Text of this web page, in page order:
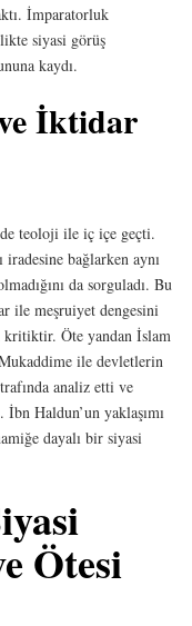
İmparatorluk
siyasi görüş
kaydı.
İktidar
teoloji ile iç içe geçti.
bağlarken aynı
da sorguladı. Bu
ile meşruiyet dengesini
kritiktir. Öte yandan İslam
ile devletlerin
analiz etti ve
Haldun’un yaklaşımı
dayalı bir siyasi
Ötesi